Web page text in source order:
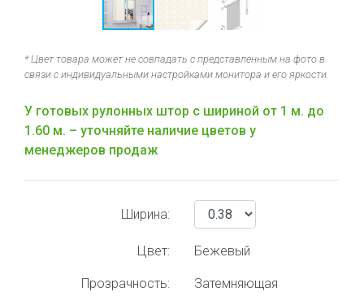
* Цвет товара может не совпадать с представленным на фото в
связи с индивидуальными настройками монитора и его яркости.
У готовых рулонных штор с шириной от 1 м. до
1.60 м. – уточняйте наличие цветов у
менеджеров продаж
Ширина:
Цвет: Бежевый
Прозрачность: Затемняющая